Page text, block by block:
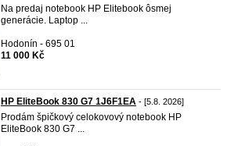
Na predaj notebook HP Elitebook ôsmej
generácie. Laptop ...
Hodonín - 695 01
11 000 Kč
HP EliteBook 830 G7 1J6F1EA - [5.8. 2026]
Prodám špičkový celokovový notebook HP
EliteBook 830 G7 ...